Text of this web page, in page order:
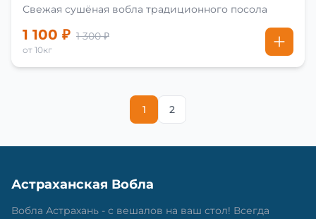
Свежая сушёная вобла традиционного посола
1 100 ₽ 1 300 ₽
от 10кг
1 2
Астраханская Вобла
Вобла Астрахань - с вешалов на ваш стол! Всегда